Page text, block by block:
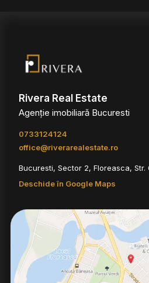
Rivera Real Estate
Agenție imobiliară Bucuresti
0733124124
office@riverarealestate.ro
Bucuresti, Sector 2, Floreasca, Str.
Deschide în Google Maps